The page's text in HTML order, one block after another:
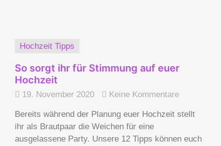
Hochzeit Tipps
So sorgt ihr für Stimmung auf euer
Hochzeit
19. November 2020 Keine Kommentare
Bereits während der Planung euer Hochzeit stellt
ihr als Brautpaar die Weichen für eine
ausgelassene Party. Unsere 12 Tipps können euch